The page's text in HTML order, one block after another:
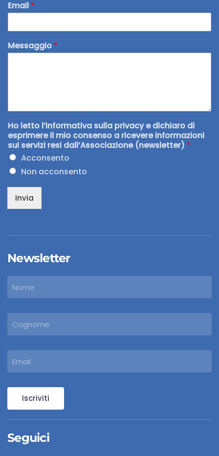
Email *
Messaggio *
Ho letto l’informativa sulla privacy e dichiaro di
esprimere il mio consenso a ricevere informazioni
sui servizi resi dall’Associazione (newsletter) *
Acconsento
Non acconsento
Invia
Newsletter
Iscriviti
Seguici